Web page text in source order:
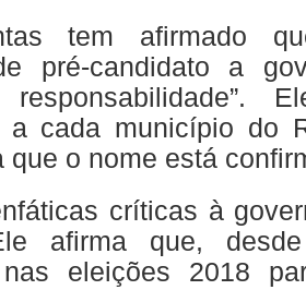
tem afirmado
pré-candidato a
a cada município do
que o nome está
críticas à
afirma que,
nas eleições 2018